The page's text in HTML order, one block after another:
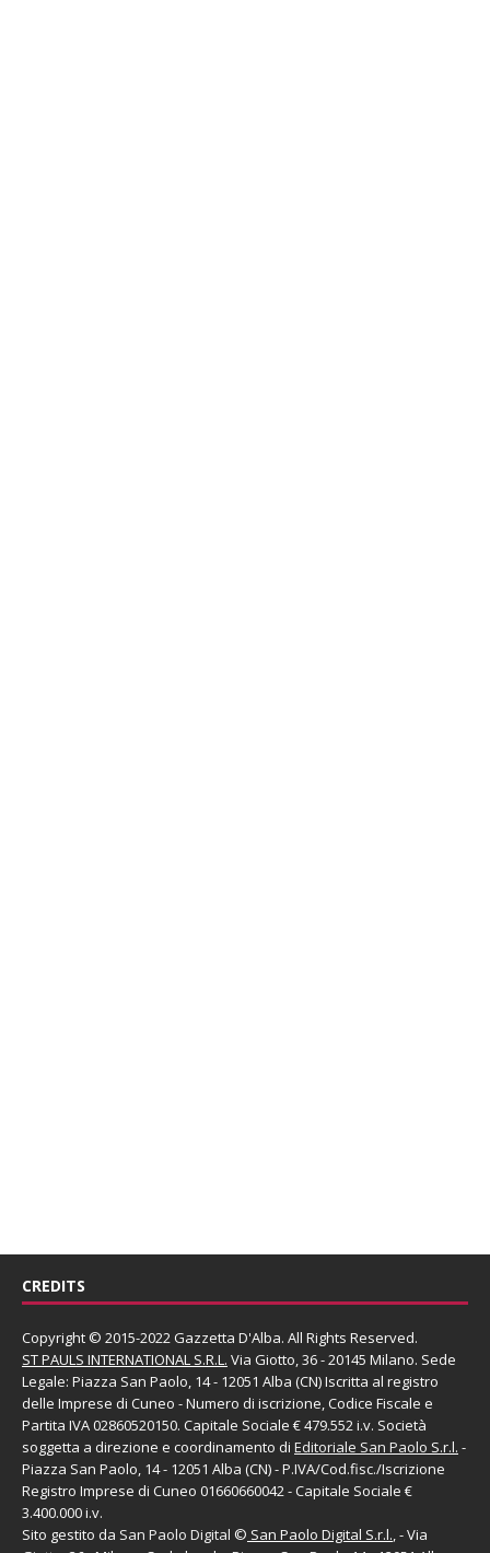
CREDITS
Copyright © 2015-2022 Gazzetta D'Alba. All Rights Reserved.
ST PAULS INTERNATIONAL S.R.L. Via Giotto, 36 - 20145 Milano. Sede
Legale: Piazza San Paolo, 14 - 12051 Alba (CN) Iscritta al registro
delle Imprese di Cuneo - Numero di iscrizione, Codice Fiscale e
Partita IVA 02860520150. Capitale Sociale € 479.552 i.v. Società
soggetta a direzione e coordinamento di Editoriale San Paolo S.r.l. -
Piazza San Paolo, 14 - 12051 Alba (CN) - P.IVA/Cod.fisc./Iscrizione
Registro Imprese di Cuneo 01660660042 - Capitale Sociale €
3.400.000 i.v.
Sito gestito da San Paolo Digital © San Paolo Digital S.r.l., - Via